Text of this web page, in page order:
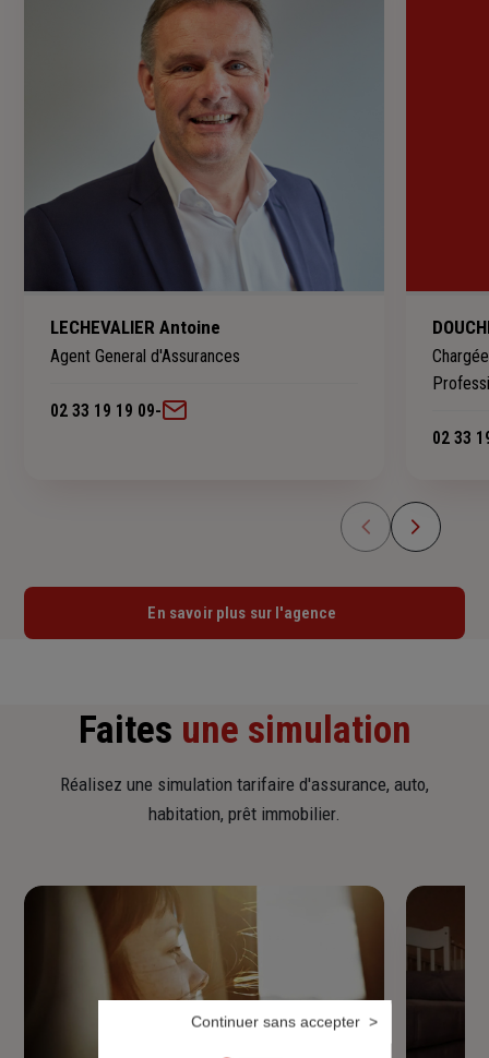
LECHEVALIER Antoine
Agent General d'Assurances
02 33 19 19 09-
02 33
En savoir plus sur l'agence
Faites une simulation
Réalisez une simulation tarifaire d'assurance, auto,
habitation, prêt immobilier.
Continuer sans accepter